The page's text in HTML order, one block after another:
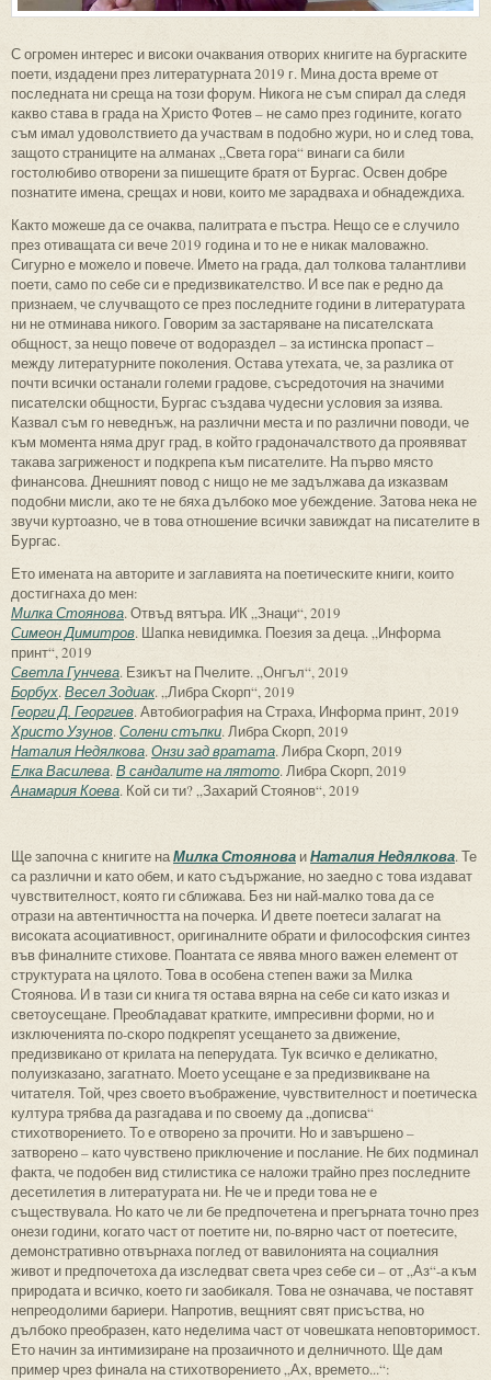
С огромен интерес и високи очаквания отворих книгите на бургаските
поети, издадени през литературната 2019 г. Мина доста време от
последната ни среща на този форум. Никога не съм спирал да следя
какво става в града на Христо Фотев – не само през годините, когато
съм имал удоволствието да участвам в подобно жури, но и след това,
защото страниците на алманах „Света гора“ винаги са били
гостолюбиво отворени за пишещите братя от Бургас. Освен добре
познатите имена, срещах и нови, които ме зарадваха и обнадеждиха.
Както можеше да се очаква, палитрата е пъстра. Нещо се е случило
през отиващата си вече 2019 година и то не е никак маловажно.
Сигурно е можело и повече. Името на града, дал толкова талантливи
поети, само по себе си е предизвикателство. И все пак е редно да
признаем, че случващото се през последните години в литературата
ни не отминава никого. Говорим за застаряване на писателската
общност, за нещо повече от водораздел – за истинска пропаст –
между литературните поколения. Остава утехата, че, за разлика от
почти всички останали големи градове, съсредоточия на значими
писателски общности, Бургас създава чудесни условия за изява.
Казвал съм го неведнъж, на различни места и по различни поводи, че
към момента няма друг град, в който градоначалството да проявяват
такава загриженост и подкрепа към писателите. На първо място
финансова. Днешният повод с нищо не ме задължава да изказвам
подобни мисли, ако те не бяха дълбоко мое убеждение. Затова нека не
звучи куртоазно, че в това отношение всички завиждат на писателите в
Бургас.
Ето имената на авторите и заглавията на поетическите книги, които
достигнаха до мен:
Милка Стоянова. Отвъд вятъра. ИК „Знаци“, 2019
Симеон Димитров. Шапка невидимка. Поезия за деца. „Информа
принт“, 2019
Светла Гунчева. Езикът на Пчелите. „Онгъл“, 2019
Борбух.Весел Зодиак. „Либра Скорп“, 2019
Георги Д. Георгиев. Автобиография на Страха, Информа принт, 2019
Христо Узунов.Солени стъпки. Либра Скорп, 2019
Наталия Недялкова.Онзи зад вратата. Либра Скорп, 2019
Елка Василева.В сандалите на лятото. Либра Скорп, 2019
Анамария Коева. Кой си ти? „Захарий Стоянов“, 2019
Ще започна с книгите наМилка Стоянова иНаталия Недялкова. Те
са различни и като обем, и като съдържание, но заедно с това издават
чувствителност, която ги сближава. Без ни най-малко това да се
отрази на автентичността на почерка. И двете поетеси залагат на
високата асоциативност, оригиналните обрати и философския синтез
във финалните стихове. Поантата се явява много важен елемент от
структурата на цялото. Това в особена степен важи за Милка
Стоянова. И в тази си книга тя остава вярна на себе си като изказ и
светоусещане. Преобладават кратките, импресивни форми, но и
изключенията по-скоро подкрепят усещането за движение,
предизвикано от крилата на пеперудата. Тук всичко е деликатно,
полуизказано, загатнато. Моето усещане е за предизвикване на
читателя. Той, чрез своето въображение, чувствителност и поетическа
култура трябва да разгадава и по своему да „дописва“
стихотворението. То е отворено за прочити. Но и завършено –
затворено – като чувствено приключение и послание. Не бих подминал
факта, че подобен вид стилистика се наложи трайно през последните
десетилетия в литературата ни. Не че и преди това не е
съществувала. Но като че ли бе предпочетена и прегърната точно през
онези години, когато част от поетите ни, по-вярно част от поетесите,
демонстративно отвърнаха поглед от вавилонията на социалния
живот и предпочетоха да изследват света чрез себе си – от „Аз“-а към
природата и всичко, което ги заобикаля. Това не означава, че поставят
непреодолими бариери. Напротив, вещният свят присъства, но
дълбоко преобразен, като неделима част от човешката неповторимост.
Ето начин за интимизиране на прозаичното и делничното. Ще дам
пример чрез финала на стихотворението „Ах, времето...“: